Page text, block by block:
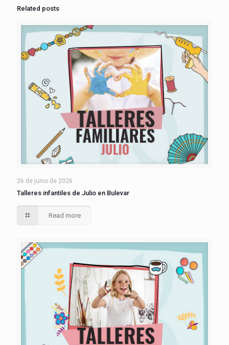
Related posts
26 de junio de 2026
Talleres infantiles de Julio en Bulevar
Read more